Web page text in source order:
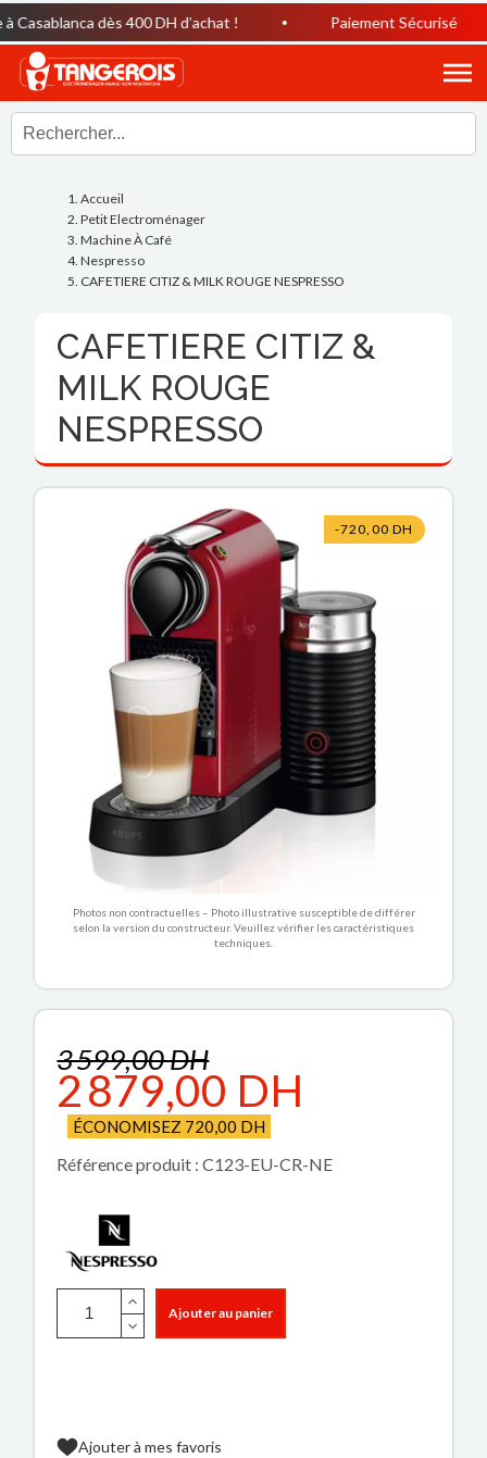
dès 400 DH d’achat ! Paiement Sécurisé
Accueil
Petit Electroménager
Machine À Café
Nespresso
CAFETIERE CITIZ & MILK ROUGE NESPRESSO
CAFETIERE CITIZ &
MILK ROUGE
NESPRESSO
-720,00 DH
Photos non contractuelles – Photo illustrative susceptible de différer
selon la version du constructeur. Veuillez vérifier les caractéristiques
techniques.
3 599,00 DH
2 879,00 DH
ÉCONOMISEZ 720,00 DH
Référence produit : C123-EU-CR-NE
Ajouter au panier
Ajouter à mes favoris